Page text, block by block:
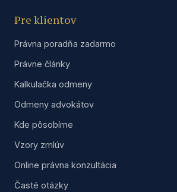
Pre klientov
Právna poradňa zadarmo
Právne články
Kalkulačka odmeny
Odmeny advokátov
Kde pôsobíme
Vzory zmlúv
Online právna konzultácia
Časté otázky